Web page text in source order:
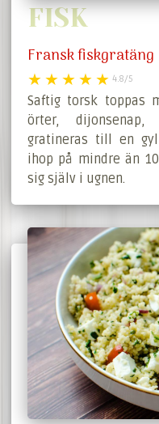
FISK
Fransk fiskgratäng
4.8/5
Saftig torsk toppas
örter,
gratineras till en
ihop på mindre än
sig själv i ugnen.